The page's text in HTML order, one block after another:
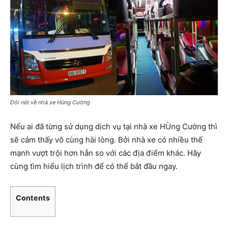
Đôi nét về nhà xe Hùng Cường
Nếu ai đã từng sử dụng dịch vụ tại nhà xe HÙng Cường thì
sẽ cảm thấy vô cùng hài lòng. Bởi nhà xe có nhiều thế
mạnh vượt trội hơn hẳn so với các địa điểm khác. Hãy
cùng tìm hiểu lịch trình để có thể bắt đầu ngay.
Contents